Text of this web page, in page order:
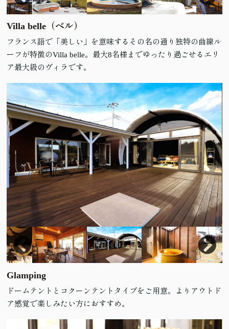
Villa belle（ベル）
フランス語で「美しい」を意味するその名の通り独特の曲線ル
ーフが特徴のVilla belle。最大8名様までゆったり過ごせるエリ
ア最大級のヴィラです。
Glamping
ドームテントとコクーンテントタイプをご用意。よりアウトド
ア感覚で楽しみたい方におすすめ。